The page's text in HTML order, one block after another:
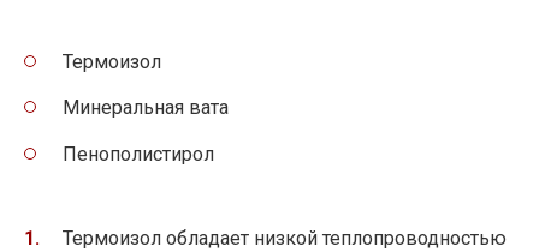
Термоизол
Минеральная вата
Пенополистирол
Термоизол обладает низкой теплопроводностью